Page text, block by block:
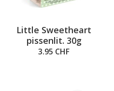
5 étoiles
Little Sweetheart
pissenlit. 30g
3.95 CHF